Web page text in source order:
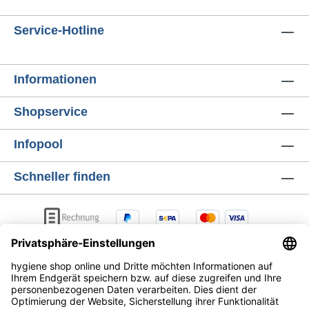
Service-Hotline
Informationen
Shopservice
Infopool
Schneller finden